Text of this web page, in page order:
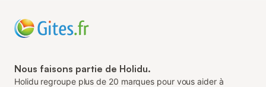
Nous faisons partie de Holidu.
Holidu regroupe plus de 20 marques pour vous aider à